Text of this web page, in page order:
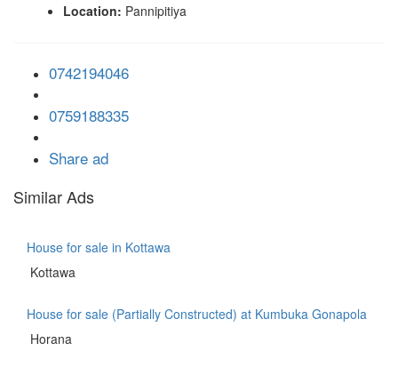
Location: Pannipitiya
0742194046
0759188335
Share ad
Similar Ads
House for sale in Kottawa
Kottawa
House for sale (Partially Constructed) at Kumbuka Gonapola
Horana